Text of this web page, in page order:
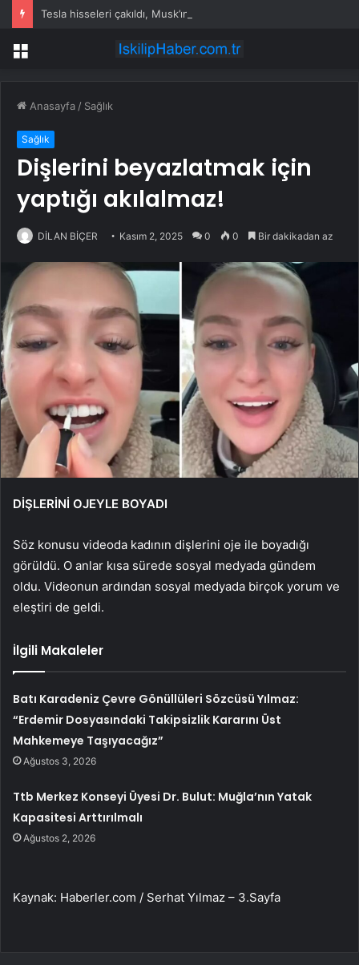
Tesla hisseleri çakıldı, Musk’ın serveti eridi
Menü
Anasayfa / Sağlık
Sağlık
Dişlerini beyazlatmak için
yaptığı akılalmaz!
DİLAN BİÇER Kasım 2, 2025 0 0 Bir dakikadan az
DİŞLERİNİ OJEYLE BOYADI
Söz konusu videoda kadının dişlerini oje ile boyadığı
görüldü. O anlar kısa sürede sosyal medyada gündem
oldu. Videonun ardından sosyal medyada birçok yorum ve
eleştiri de geldi.
İlgili Makaleler
Batı Karadeniz Çevre Gönüllüleri Sözcüsü Yılmaz:
“Erdemir Dosyasındaki Takipsizlik Kararını Üst
Mahkemeye Taşıyacağız”
Ağustos 3, 2026
Ttb Merkez Konseyi Üyesi Dr. Bulut: Muğla’nın Yatak
Kapasitesi Arttırılmalı
Ağustos 2, 2026
Kaynak: Haberler.com / Serhat Yılmaz – 3.Sayfa